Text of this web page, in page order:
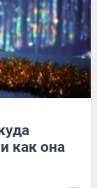
как она